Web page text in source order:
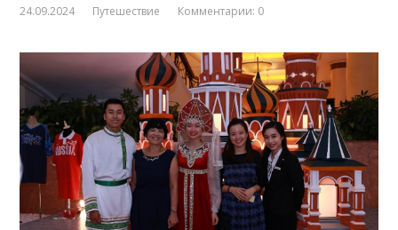
24.09.2024 Путешествие Комментарии: 0